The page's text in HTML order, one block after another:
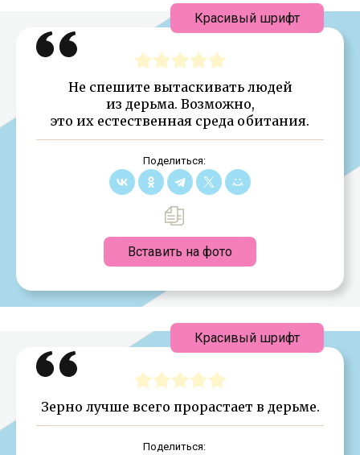
Не спешите вытаскивать людей
из дерьма. Возможно,
это их естественная среда обитания.
Поделиться:
Вставить на фото
Красивый шрифт
Зерно лучше всего прорастает в дерьме.
Поделиться:
Красивый шрифт